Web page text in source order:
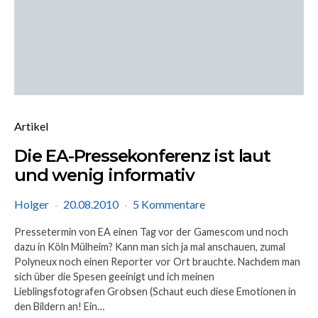
Artikel
Die EA-Pressekonferenz ist laut
und wenig informativ
Holger 20.08.2010 5 Kommentare
Pressetermin von EA einen Tag vor der Gamescom und noch
dazu in Köln Mülheim? Kann man sich ja mal anschauen, zumal
Polyneux noch einen Reporter vor Ort brauchte. Nachdem man
sich über die Spesen geeinigt und ich meinen
Lieblingsfotografen Grobsen (Schaut euch diese Emotionen in
den Bildern an! Ein…